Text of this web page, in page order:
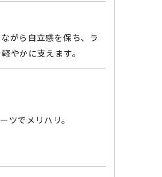
がら自立感を保ち、ラ
やかに支えます。
ツでメリハリ。